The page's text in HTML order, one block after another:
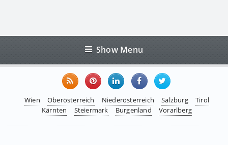
Show Menu
Wien Oberösterreich Niederösterreich Salzburg
Tirol
Kärnten
Steiermark Burgenland Vorarlberg